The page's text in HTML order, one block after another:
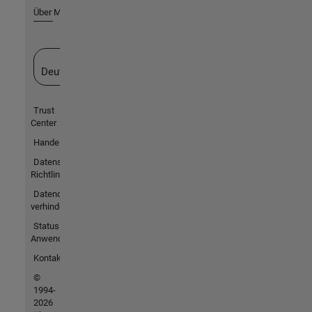
Über MathWorks
Deutschland
Trust
Center
Handelsmarken
Datenschutz-
Richtlinien
Datendiebstahl
verhindern
Status von
Anwendungen
Kontakt
©
1994-
2026